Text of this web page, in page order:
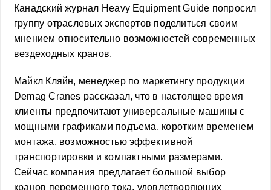
Канадский журнал Heavy Equipment Guide попросил
группу отраслевых экспертов поделиться своим
мнением относительно возможностей современных
вездеходных кранов.
Майкл Кляйн, менеджер по маркетингу продукции
Demag Cranes рассказал, что в настоящее время
клиенты предпочитают универсальные машины с
мощными графиками подъема, коротким временем
монтажа, возможностью эффективной
транспортировки и компактными размерами.
Сейчас компания предлагает большой выбор
кранов переменного тока, удовлетворяющих